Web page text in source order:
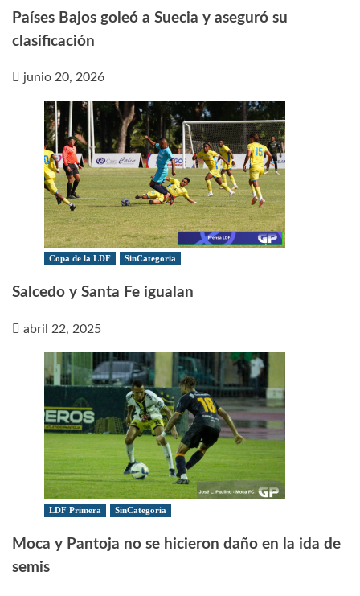
Países Bajos goleó a Suecia y aseguró su
clasificación
junio 20, 2026
Copa de la LDF SinCategoria
Salcedo y Santa Fe igualan
abril 22, 2025
LDF Primera SinCategoria
Moca y Pantoja no se hicieron daño en la ida de
semis